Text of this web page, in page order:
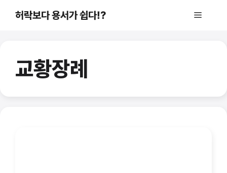
허락보다 용서가 쉽다!? 메
교황장례